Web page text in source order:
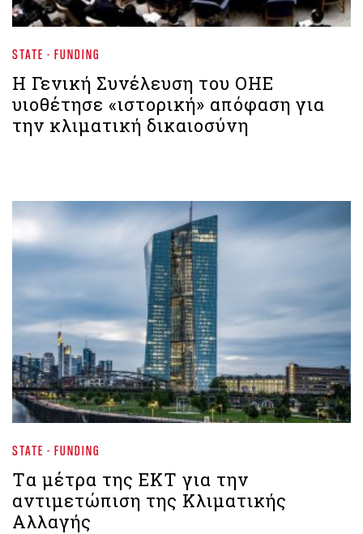
STATE - FUNDING
Η Γενική Συνέλευση του ΟΗΕ
υιοθέτησε «ιστορική» απόφαση για
την κλιματική δικαιοσύνη
STATE - FUNDING
Tα μέτρα της ΕΚΤ για την
αντιμετώπιση της Κλιματικής
Αλλαγής